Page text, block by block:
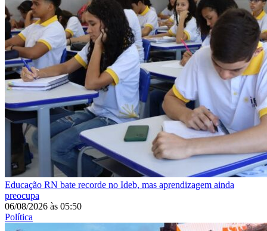
Educação RN bate recorde no Ideb, mas aprendizagem ainda
preocupa
06/08/2026 às 05:50
Política